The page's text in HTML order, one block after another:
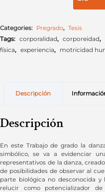
Categories: Pregrado, Tesis
Tags: corporalidad, corporeidad,
física, experiencia, motricidad
Descripción
Descripción
En este Trabajo de grado la
simbólico, se va a evidenciar
representativos de la danza,
de posibilidades de observar al
parte biológica no desconocida
relucir como potencializador